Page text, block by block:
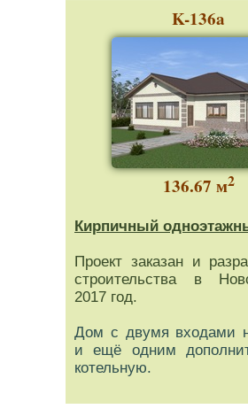
K-136a
136.67 м2
Кирпичный
Проект заказан и
строительства в
2017 год.
Дом с двумя входами
и ещё одним
котельную.